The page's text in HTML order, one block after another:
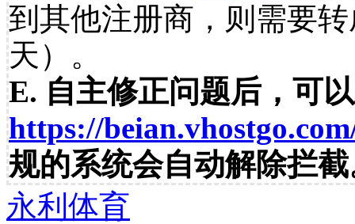
到其他注册商，则需要
天）。
E. 自主修正问题后，可
https://
规的系统会自动解除拦
永利体育